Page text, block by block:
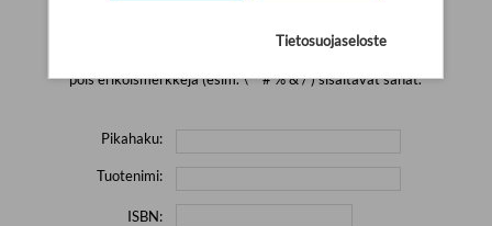
pois erikoismerkkejä (esim. \' " # % & / ) sisältävät sanat.
Pikahaku:
Tuotenimi:
ISBN:
Tietosuojaseloste